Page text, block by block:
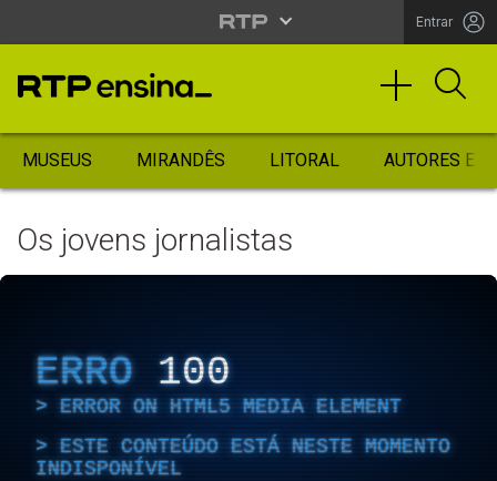
Entrar
MUSEUS MIRANDÊS LITORAL AUTORES
Os jovens jornalistas
ERRO 100
ERROR ON HTML5 MEDIA ELEMENT
ESTE CONTEÚDO ESTÁ NESTE MOMENTO
INDISPONÍVEL